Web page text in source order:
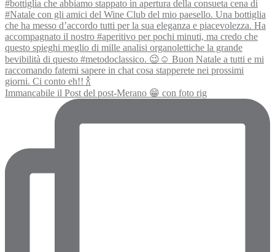
Immancabile il Post del post-Merano 😁 con foto rig